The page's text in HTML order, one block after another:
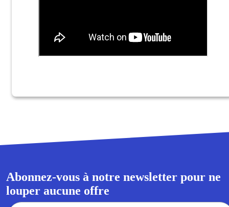
Abonnez-vous à notre newsletter pour ne
louper aucune offre